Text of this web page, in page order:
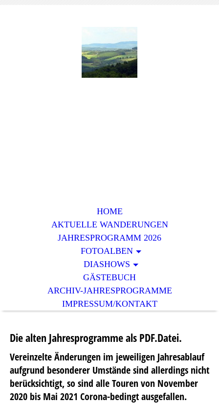
HOME
AKTUELLE WANDERUNGEN
JAHRESPROGRAMM 2026
FOTOALBEN
DIASHOWS
GÄSTEBUCH
ARCHIV-JAHRESPROGRAMME
IMPRESSUM/KONTAKT
Die alten Jahresprogramme als PDF.Datei.
Vereinzelte Änderungen im jeweiligen Jahresablauf
aufgrund besonderer Umstände sind allerdings nicht
berücksichtigt, so sind alle Touren von November
2020 bis Mai 2021 Corona-bedingt ausgefallen.